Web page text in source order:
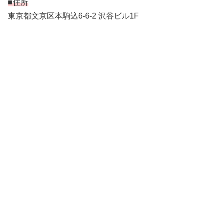
■住所
東京都文京区本駒込6-6-2 沢谷ビル1F